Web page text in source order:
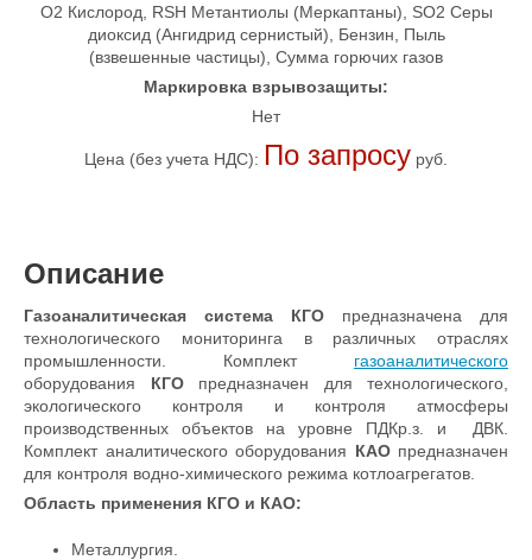
O2 Кислород, RSH Метантиолы (Меркаптаны), SO2 Серы
диоксид (Ангидрид сернистый), Бензин, Пыль
(взвешенные частицы), Сумма горючих газов
Маркировка взрывозащиты:
Нет
Цена (без учета НДС): По запросу руб.
Описание
Газоаналитическая система КГО предназначена для
технологического мониторинга в различных отраслях
промышленности. Комплект газоаналитического
оборудования КГОпредназначен для технологического,
экологического контроля и контроля атмосферы
производственных объектов на уровне ПДКр.з. и ДВК.
Комплект аналитического оборудования КАОпредназначен
для контроля водно-химического режима котлоагрегатов.
Область применения КГО и КАО:
Металлургия.